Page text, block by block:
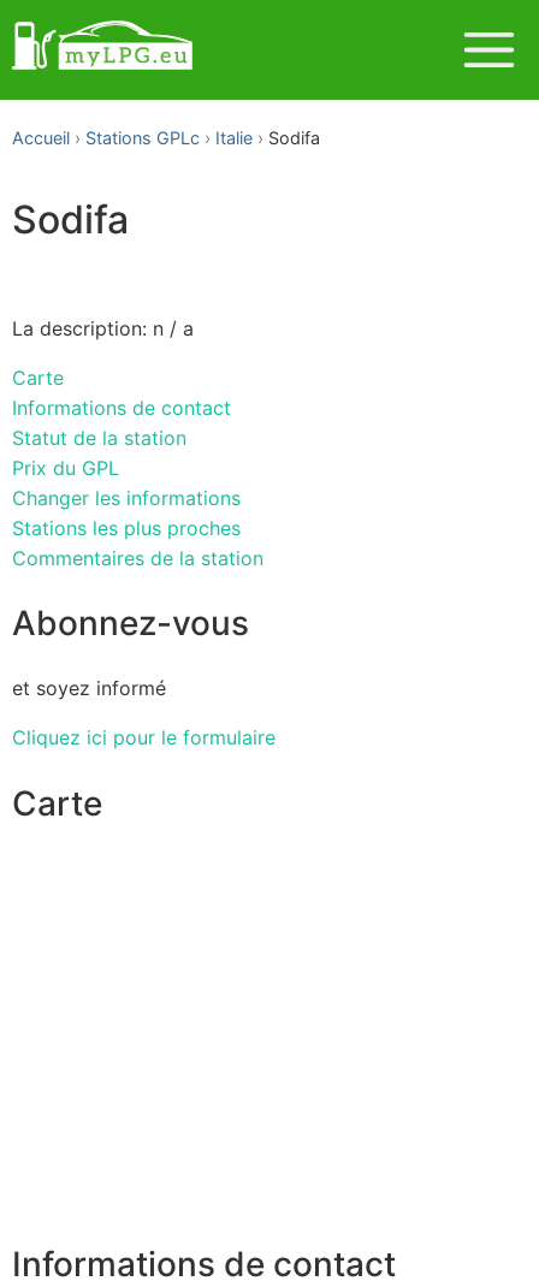
Accueil Stations GPLc Italie Sodifa
Sodifa
La description: n / a
Carte
Informations de contact
Statut de la station
Prix du GPL
Changer les informations
Stations les plus proches
Commentaires de la station
Abonnez-vous
et soyez informé
Cliquez ici pour le formulaire
Carte
Informations de contact